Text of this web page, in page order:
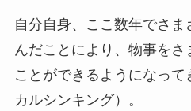
自分自身、ここ数年でさ
んだことにより、物事を
ことができるようになって
カルシンキング）。